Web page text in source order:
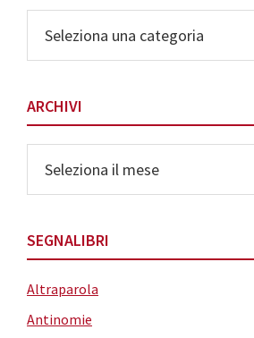
delle
Categorie
ARCHIVI
SEGNALIBRI
Altraparola
Antinomie